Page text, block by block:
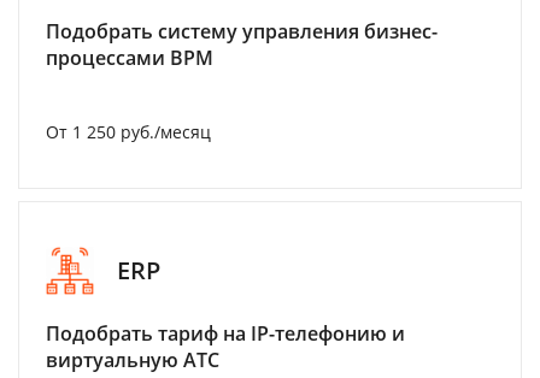
Подобрать систему управления бизнес-
процессами BPM
От 1 250 руб./месяц
ERP
Подобрать тариф на IP-телефонию и
виртуальную АТС